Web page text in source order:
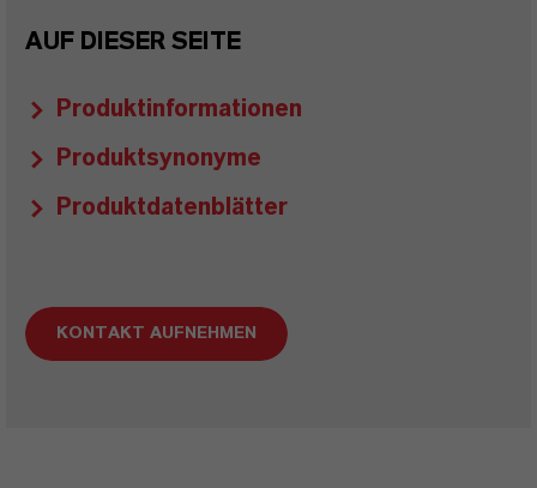
AUF DIESER SEITE
Produktinformationen
Produktsynonyme
Produktdatenblätter
KONTAKT AUFNEHMEN